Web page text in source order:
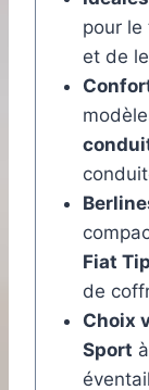
pour le
et de
Fiat
de
Choix
Sport